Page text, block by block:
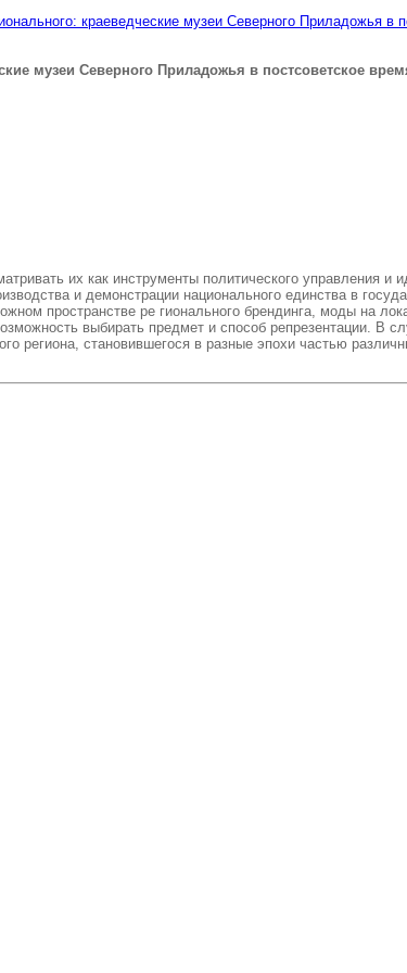
краеведческие музеи Северного Приладожья в
музеи Северного Приладожья в постсоветское
их как инструменты политического управления и
и демонстрации национального единства в
пространстве ре гионального брендинга, моды на
выбирать предмет и способ репрезентации. В
региона, становившегося в разные эпохи частью